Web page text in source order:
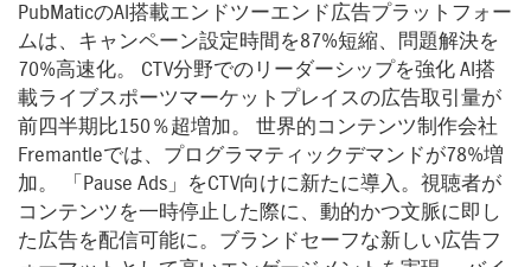
PubMaticのAI搭載エンドツーエンド広告プラットフォー
ムは、キャンペーン設定時間を87%短縮、問題解決を
70%高速化。 CTV分野でのリーダーシップを強化 AI搭
載ライブスポーツマーケットプレイスの広告取引量が
前四半期比150％超増加。 世界的コンテンツ制作会社
Fremantleでは、プログラマティックデマンドが78%増
加。 「Pause Ads」をCTV向けに新たに導入。視聴者が
コンテンツを一時停止した際に、動的かつ文脈に即し
た広告を配信可能に。ブランドセーフな新しい広告フ